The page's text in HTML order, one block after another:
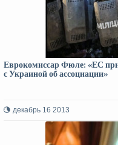
Еврокомиссар Фюле: «ЕС
с Украиной об ассоциации»
декабрь 16 2013